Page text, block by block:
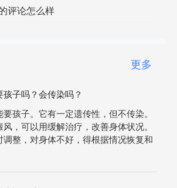
评论怎么样
更多
孩子吗？会传染吗？
孩子。它有一定遗传性，但不传染。
，可以用缓解治疗，改善身体状况。
调整，对身体不好，得根据情况恢复和